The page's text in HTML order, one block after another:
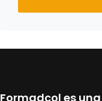
Formadcol es